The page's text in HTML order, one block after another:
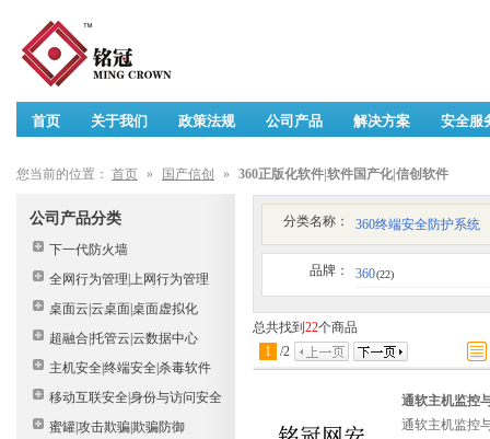
首页 关于我们 政策法规 公司产品 解决方案 安全服
您当前的位置： 首页 » 国产信创 » 360正版化软件|软件国产化|信创软件
公司产品分类
下一代防火墙
全网行为管理|上网行为管理
桌面云|云桌面|桌面虚拟化
超融合|托管云|云数据中心
主机安全|终端安全|杀毒软件
移动互联安全|身份与访问安全
蜜罐|攻击欺骗|欺骗防御
分类名称： 360终端安全防护系统
品牌： 360(22)
总共找到 22个商品
1 /2
通软主机监控
通软主机监控